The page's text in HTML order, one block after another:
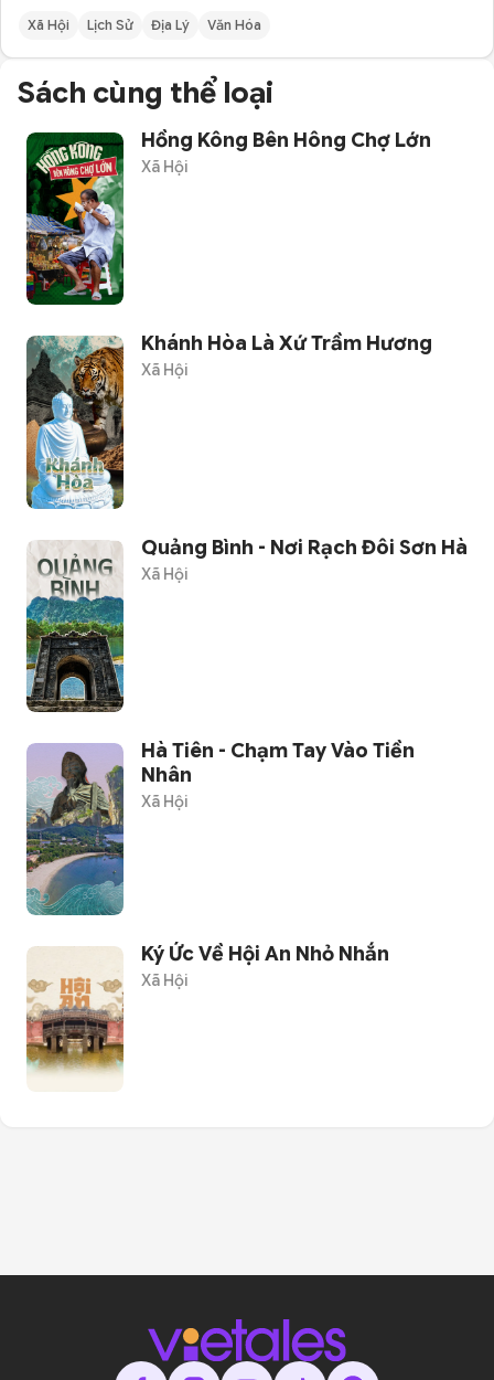
Xã Hội Lịch Sử Địa Lý Văn Hóa
Sách cùng thể loại
Hồng Kông Bên Hông Chợ Lớn
Xã Hội
Khánh Hòa Là Xứ Trầm Hương
Xã Hội
Quảng Bình - Nơi Rạch Đôi Sơn Hà
Xã Hội
Hà Tiên - Chạm Tay Vào Tiền
Nhân
Xã Hội
Ký Ức Về Hội An Nhỏ Nhắn
Xã Hội